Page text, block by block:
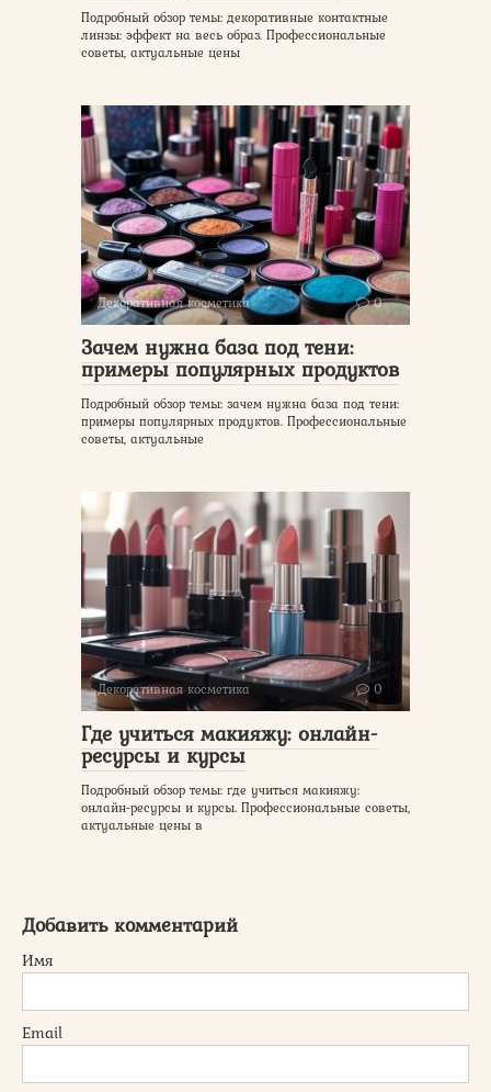
Подробный обзор темы: декоративные контактные
линзы: эффект на весь образ. Профессиональные
советы, актуальные цены
Декоративная косметика 0
Зачем нужна база под тени:
примеры популярных продуктов
Подробный обзор темы: зачем нужна база под тени:
примеры популярных продуктов. Профессиональные
советы, актуальные
Декоративная косметика 0
Где учиться макияжу: онлайн-
ресурсы и курсы
Подробный обзор темы: где учиться макияжу:
онлайн-ресурсы и курсы. Профессиональные советы,
актуальные цены в
Добавить комментарий
Имя
Email